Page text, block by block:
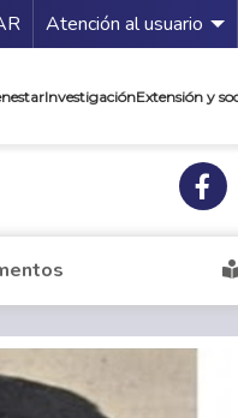
deAtención al usuario
InvestigaciónExtensión y